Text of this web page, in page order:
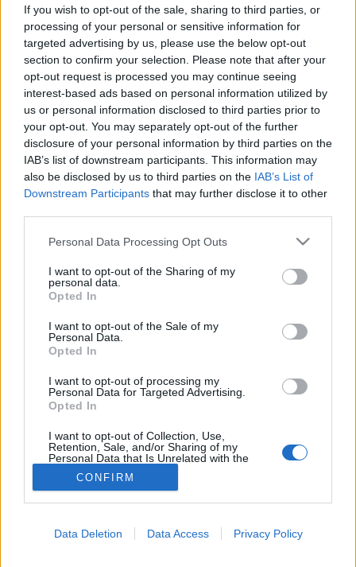
If you wish to opt-out of the sale, sharing to third parties, or
processing of your personal or sensitive information for
targeted advertising by us, please use the below opt-out
section to confirm your selection. Please note that after your
opt-out request is processed you may continue seeing
interest-based ads based on personal information utilized by
us or personal information disclosed to third parties prior to
your opt-out. You may separately opt-out of the further
disclosure of your personal information by third parties on the
IAB’s list of downstream participants. This information may
also be disclosed by us to third parties on the IAB’s List of
Downstream Participants that may further disclose it to other
Please note that this website/app uses one or more Google
not limited to your visit or usage behaviour. You may click to
grant or deny consent to Google and its third-party tags to
use your data for below specified purposes in below Google
consent section.
Personal Data Processing Opt Outs
I want to opt-out of the Sharing of my
personal data.
Opted In
I want to opt-out of the Sale of my
Personal Data.
Opted In
I want to opt-out of processing my
Personal Data for Targeted Advertising.
Opted In
I want to opt-out of Collection, Use,
Retention, Sale, and/or Sharing of my
Personal Data that Is Unrelated with the
Purposes for which it was collected.
Opted Out
CONFIRM
Data Deletion Data Access Privacy Policy
az AstraZeneca
2022. április 29. 20:04
Küldés Küldés Messengeren